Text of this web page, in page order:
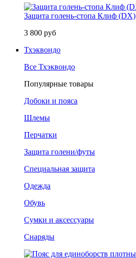
Защита голень-стопа Клиф (DX)
3 800 руб
Тхэквондо
Все Тхэквондо
Популярные товары
Добоки и пояса
Шлемы
Перчатки
Защита голени/футы
Специальная защита
Одежда
Обувь
Сумки и аксессуары
Снаряды